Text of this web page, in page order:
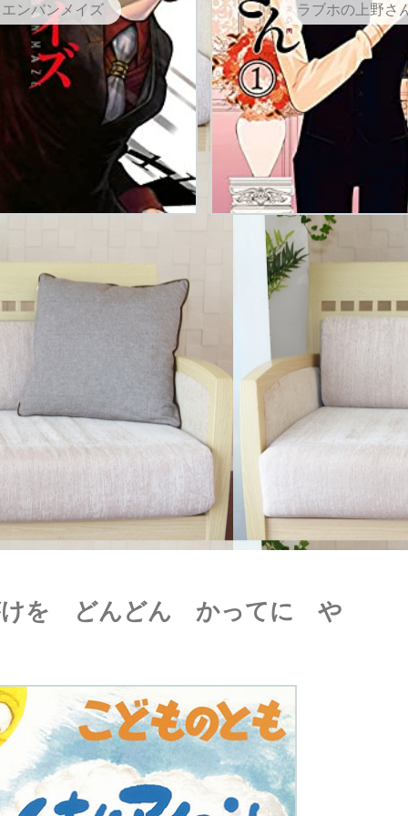
エンバンメイズ ラブホの上野さ
けを どんどん かってに や